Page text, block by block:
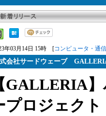
年03月14日 15時 [コンピュータ・通
会社サードウェーブ
GALLERIA
プロジェク